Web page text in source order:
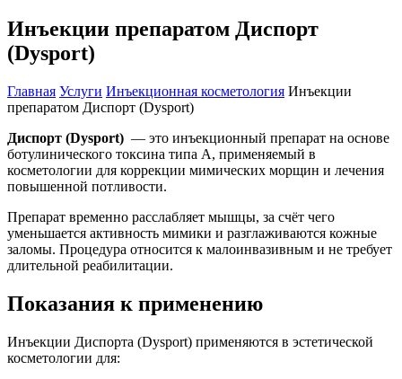
Инъекции препаратом Диспорт
(Dysport)
Главная Услуги Инъекционная косметология Инъекции
препаратом Диспорт (Dysport)
Диспорт (Dysport) — это инъекционный препарат на основе
ботулинического токсина типа A, применяемый в
косметологии для коррекции мимических морщин и лечения
повышенной потливости.
Препарат временно расслабляет мышцы, за счёт чего
уменьшается активность мимики и разглаживаются кожные
заломы. Процедура относится к малоинвазивным и не требует
длительной реабилитации.
Показания к применению
Инъекции Диспорта (Dysport) применяются в эстетической
косметологии для: